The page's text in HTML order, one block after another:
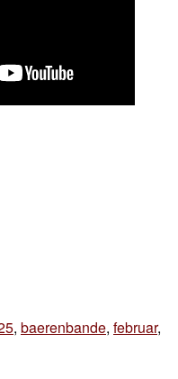
, baerenbande, februar,